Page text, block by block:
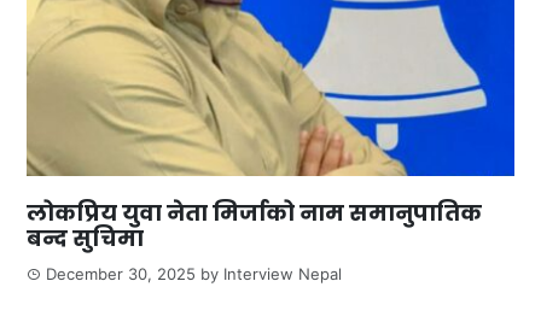
लोकप्रिय युवा नेता मिर्जाको नाम समानुपातिक
बन्द सुचिमा
December 30, 2025 by Interview Nepal